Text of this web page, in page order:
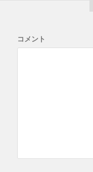
コメント